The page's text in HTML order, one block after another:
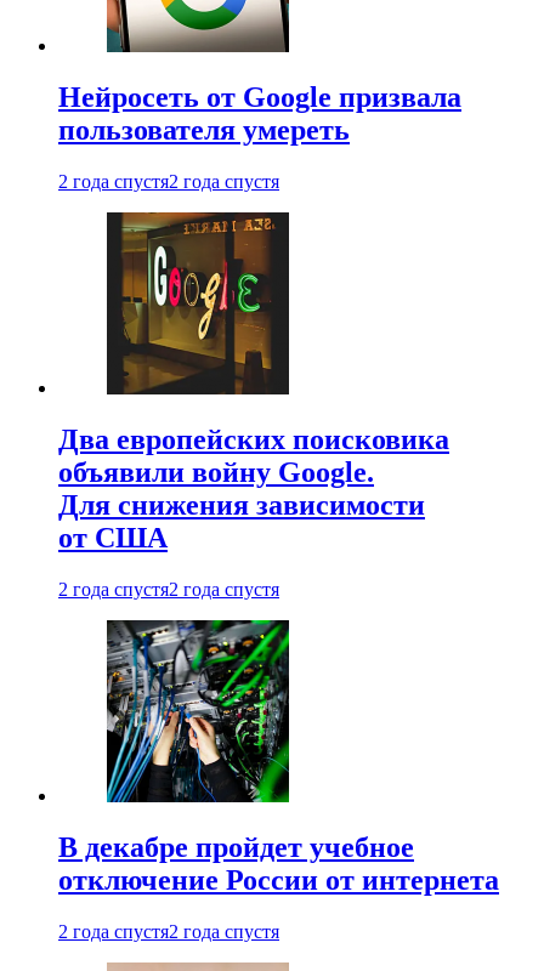
Нейросеть от Google призвала
пользователя умереть
2 года спустя2 года спустя
Два европейских поисковика
объявили войну Google.
Для снижения зависимости
от США
2 года спустя2 года спустя
В декабре пройдет учебное
отключение России от интернета
2 года спустя2 года спустя